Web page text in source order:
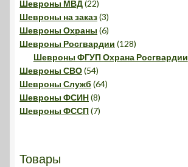
Шевроны МВД 2222
товара
Шевроны на заказ 33
товара
Шевроны Охраны 66
товаров
Шевроны Росгвардии 128128
товаров
Шевроны ФГУП Охрана Росгвардии
Шевроны СВО 5454
товара
Шевроны Служб 6464
Шевроны ФСИН 88
товаров
Шевроны ФССП 77
Товары